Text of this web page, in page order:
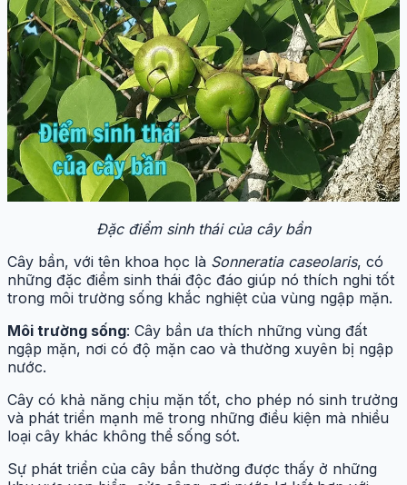
Đặc điểm sinh thái của cây bần
Cây bần, với tên khoa học là Sonneratia caseolaris, có
những đặc điểm sinh thái độc đáo giúp nó thích nghi tốt
trong môi trường sống khắc nghiệt của vùng ngập mặn.
Môi trường sống: Cây bần ưa thích những vùng đất
ngập mặn, nơi có độ mặn cao và thường xuyên bị ngập
nước.
Cây có khả năng chịu mặn tốt, cho phép nó sinh trưởng
và phát triển mạnh mẽ trong những điều kiện mà nhiều
loại cây khác không thể sống sót.
Sự phát triển của cây bần thường được thấy ở những